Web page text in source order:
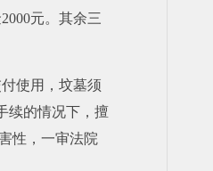
元。其余三
使用，坟墓须
续的情况下，擅
性，一审法院